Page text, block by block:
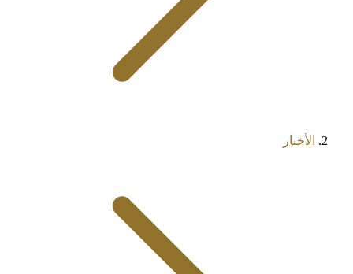
الأخبار